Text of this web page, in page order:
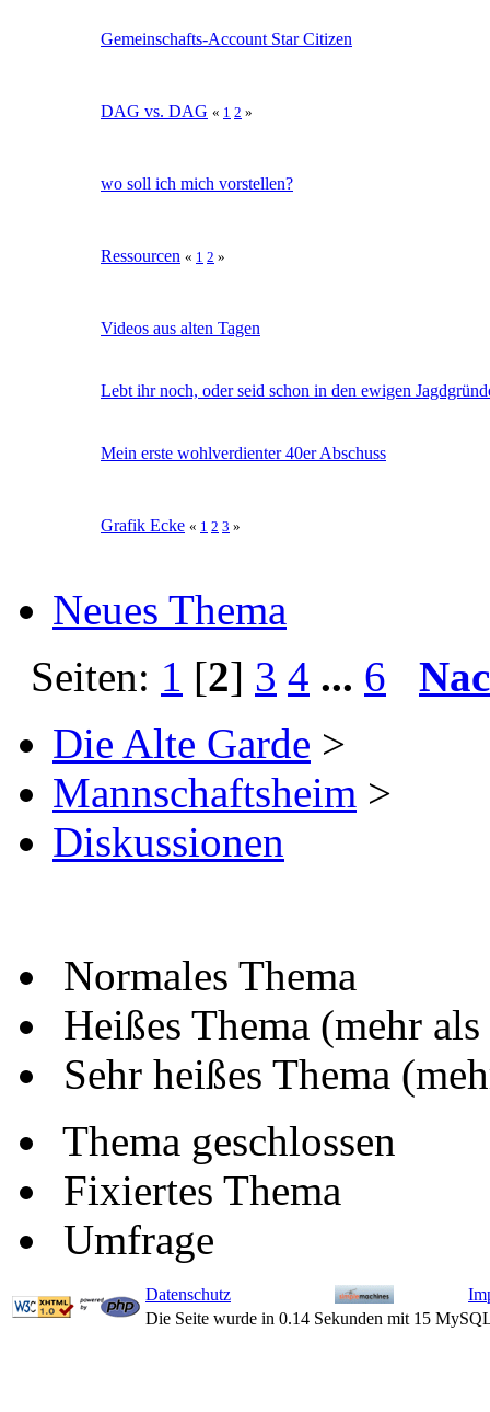
Gemeinschafts-Account Star Citizen
DAG vs. DAG « 1 2 »
wo soll ich mich vorstellen?
Ressourcen « 1 2 »
Videos aus alten Tagen
Lebt ihr noch, oder seid schon in den ewigen
Mein erste wohlverdienter 40er Abschuss
Grafik Ecke « 1 2 3 »
Neues Thema
Seiten: 1 [2] 3 4 ... 6
Die Alte Garde >
Mannschaftsheim >
Diskussionen
Normales Thema
Heißes Thema (mehr
Sehr heißes Thema
Thema geschlossen
Fixiertes Thema
Umfrage
Datenschutz
Die Seite wurde in 0.14 Sekunden mit 15